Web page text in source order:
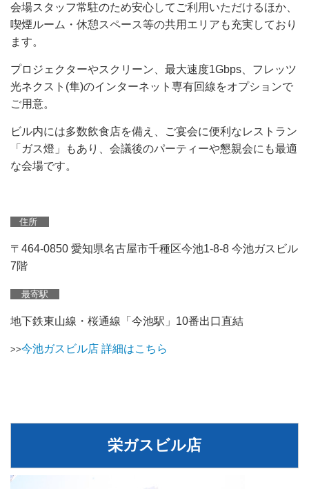
会場スタッフ常駐のため安心してご利用いただけるほか、
喫煙ルーム・休憩スペース等の共用エリアも充実しており
ます。
プロジェクターやスクリーン、最大速度1Gbps、フレッツ
光ネクスト(隼)のインターネット専有回線をオプションで
ご用意。
ビル内には多数飲食店を備え、ご宴会に便利なレストラン
「ガス燈」もあり、会議後のパーティーや懇親会にも最適
な会場です。
住所
〒464-0850 愛知県名古屋市千種区今池1-8-8 今池ガスビル
7階
最寄駅
地下鉄東山線・桜通線「今池駅」10番出口直結
>>今池ガスビル店 詳細はこちら
栄ガスビル店